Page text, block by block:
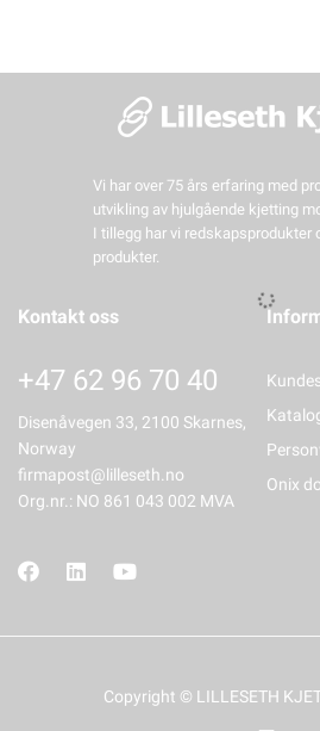
Vi har over 75 års erfaring med
utvikling av hjulgående kjetting
I tillegg har vi redskapsprodukter
produkter.
Kontakt oss
+47 62 96 70 40
Disenåvegen 33, 2100 Skarnes,
Norway
firmapost@lilleseth.no
Org.nr.: NO 861 043 002 MVA
Onix
Copyright © LILLESETH